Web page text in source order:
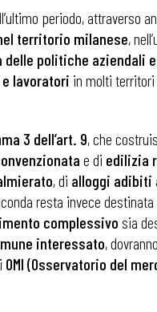
periodo, attraverso
territorio milanese,
politiche aziendali
lavoratori in molti
3 dell’art. 9, che
e di edilizia
, di alloggi adibiti
resta invece destinata
complessivo sia
interessato,
OMI (Osservatorio del